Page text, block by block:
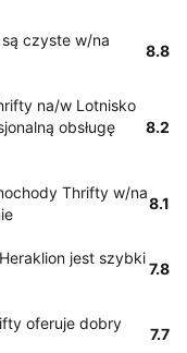
czyste w/na
8.8
na/w Lotnisko
obsługę
8.2
Thrifty w/na
8.1
jest szybki
7.8
oferuje dobry
7.7